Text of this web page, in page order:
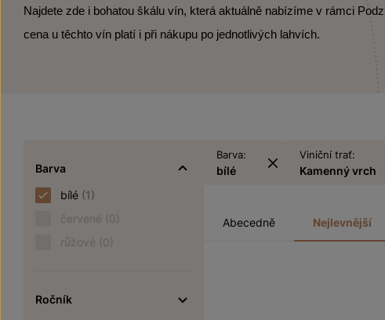
Najdete zde i bohatou škálu vín, která aktuálně nabízíme v rámci
cena u těchto vín platí i při nákupu po jednotlivých lahvích.
Barva
bílé (1)
červené (0)
růžové (0)
Ročník
Barva:
bílé
Viniční trať:
Kamenný vrch
Abecedně Nejlevnější